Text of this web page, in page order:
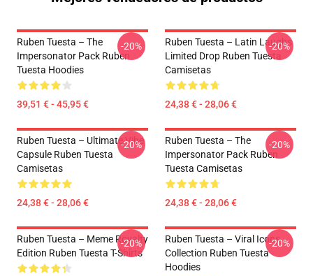
Ruben Tuesta – The
Impersonator Pack Ruben
Tuesta Hoodies
39,51 € - 45,95 €
-20%
Ruben Tuesta – Latin Laughs
Limited Drop Ruben Tuesta
Camisetas
24,38 € - 28,06 €
-20%
Ruben Tuesta – Ultimate Vibe
Capsule Ruben Tuesta
Camisetas
24,38 € - 28,06 €
-20%
Ruben Tuesta – The
Impersonator Pack Ruben
Tuesta Camisetas
24,38 € - 28,06 €
-20%
Ruben Tuesta – Meme Royalty
Edition Ruben Tuesta T-Shirts
-20%
Ruben Tuesta – Viral Icons
Collection Ruben Tuesta
Hoodies
-20%